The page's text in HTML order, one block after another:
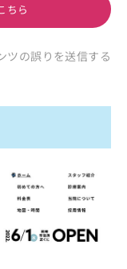
ちら
ツの誤りを送信する